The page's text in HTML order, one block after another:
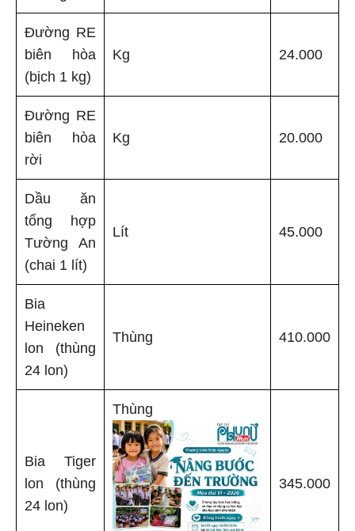
Đường RE
biên hòa
(bịch 1 kg)
Kg 24.000
Đường RE
biên hòa
rời
Kg 20.000
Dầu ăn
tổng hợp
Tường An
(chai 1 lít)
Lít 45.000
Bia
Heineken
lon (thùng
24 lon)
Thùng 410.000
Bia Tiger
lon (thùng
24 lon)
Thùng
345.000